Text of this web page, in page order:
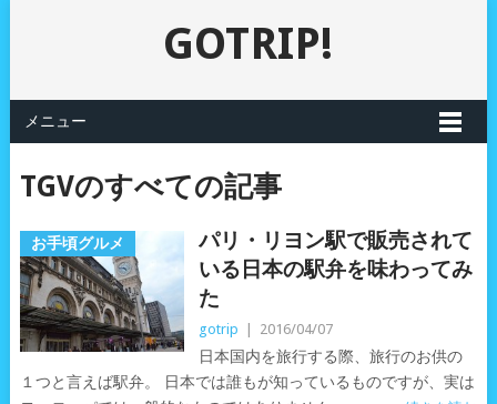
GOTRIP!
メニュー
TGVのすべての記事
お手頃グルメ
パリ・リヨン駅で販売されて
いる日本の駅弁を味わってみ
た
gotrip 2016/04/07
日本国内を旅行する際、旅行のお供の
１つと言えば駅弁。 日本では誰もが知っているものですが、実は